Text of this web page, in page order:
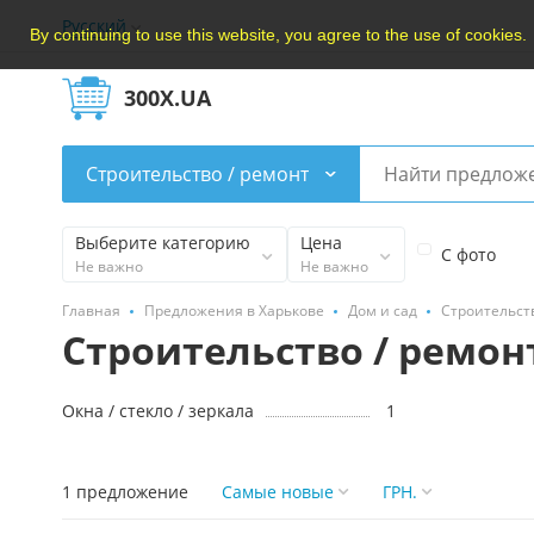
By continuing to use this website, you agree to the use of cookies.
Русский
300X.UA
Строительство / ремонт
Выберите категорию
Не важно
Цена
Не важно
С фото
Главная Предложения в Харькове Дом и сад
Строительство /
Окна / стеклo / зеркала 1
1 предложение Самые новые ГРН.